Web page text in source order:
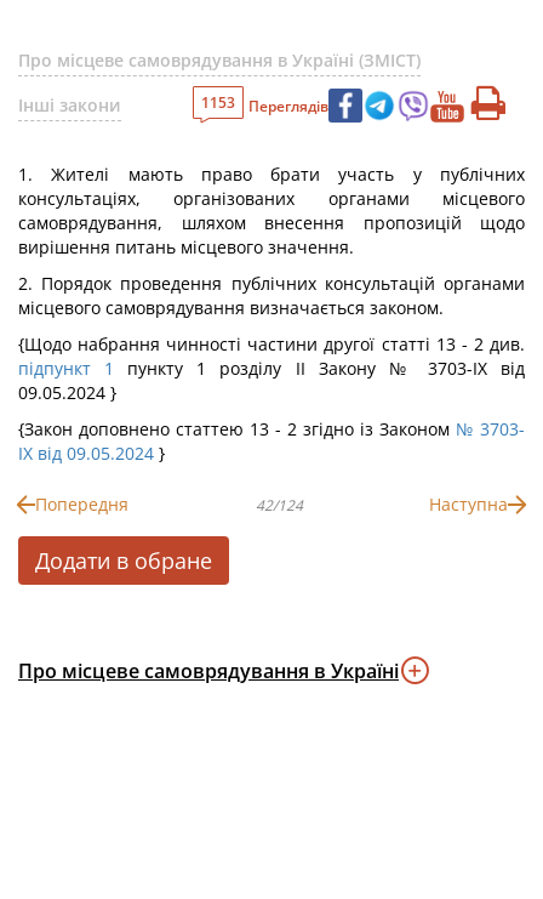
Про місцеве самоврядування в Україні (ЗМІСТ)
Інші закони
1153 Переглядів
1. Жителі мають право брати участь у публічних
консультаціях, організованих органами місцевого
самоврядування, шляхом внесення пропозицій щодо
вирішення питань місцевого значення.
2. Порядок проведення публічних консультацій органами
місцевого самоврядування визначається законом.
{Щодо набрання чинності частини другої статті 13 - 2 див.
підпункт 1
пункту 1 розділу II Закону № 3703-IX від
09.05.2024 }
{Закон доповнено статтею 13 - 2 згідно із Законом № 3703-
IX від 09.05.2024 }
Попередня 42/124 Наступна
Додати в обране
Про місцеве самоврядування в Україні